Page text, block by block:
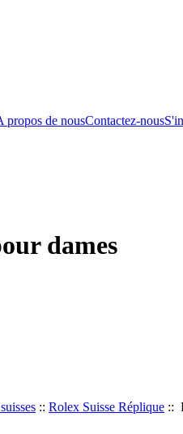
propos de nousContactez-nous
dames
:: Rolex Suisse Réplique ::